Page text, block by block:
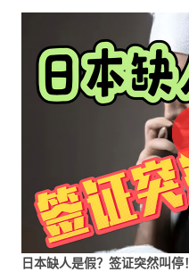
日本缺人是假？签证突然叫停！